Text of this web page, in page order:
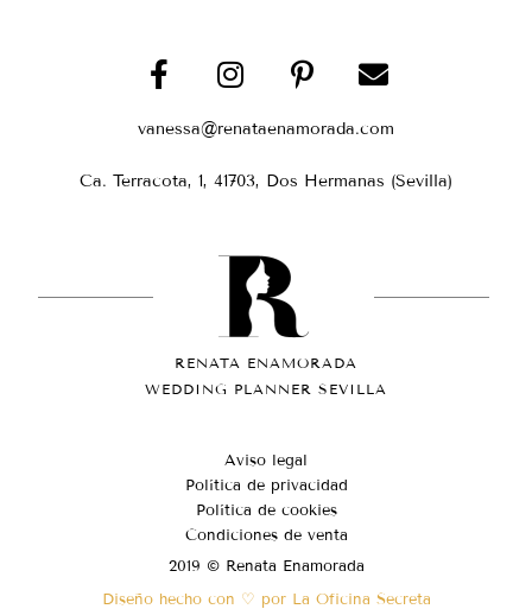
vanessa@renataenamorada.com
Ca. Terracota, 1, 41703, Dos Hermanas (Sevilla)
RENATA ENAMORADA
WEDDING PLANNER SEVILLA
Aviso legal
Política de privacidad
Política de cookies
Condiciones de venta
2019 © Renata Enamorada
Diseño hecho con ♡ por La Oficina Secreta